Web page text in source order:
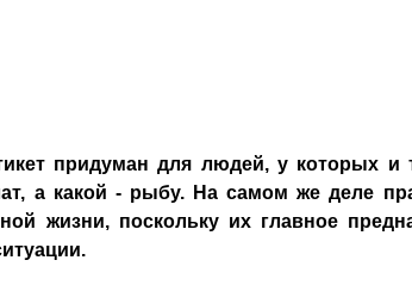
придуман для людей, у которых и
а какой - рыбу. На самом же деле
жизни, поскольку их главное